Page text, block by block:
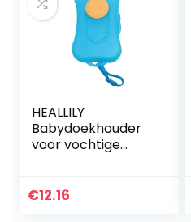
HEALLILY
Babydoekhouder
voor vochtige
€12.16